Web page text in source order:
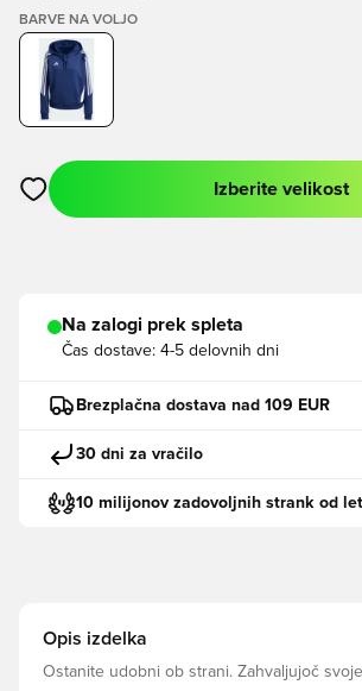
BARVE NA VOLJO
Odpre Modal za prijavo ali vpis kot član
Izberite velikost
Na zalogi prek spleta
Čas dostave: 4-5 delovnih dni
Brezplačna dostava nad 109 EUR
30 dni za vračilo
10 milijonov zadovoljnih strank od
Opis izdelka
Ostanite udobni ob strani. Zahvaljujoč